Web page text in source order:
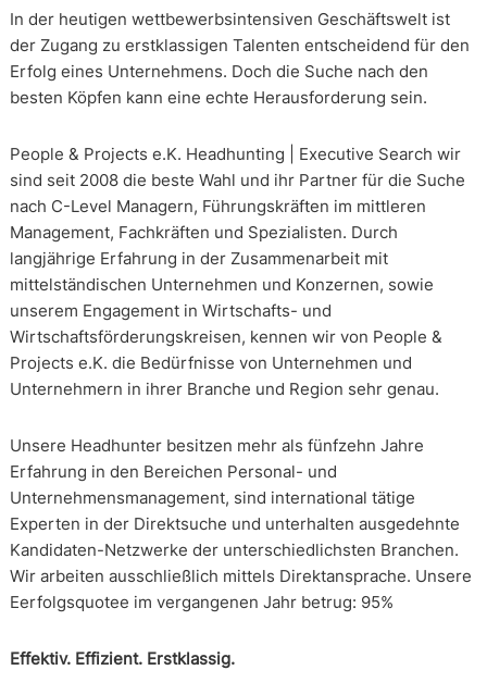
In der heutigen wettbewerbsintensiven Geschäftswelt ist
der Zugang zu erstklassigen Talenten entscheidend für den
Erfolg eines Unternehmens. Doch die Suche nach den
besten Köpfen kann eine echte Herausforderung sein.
People & Projects e.K. Headhunting | Executive Search wir
sind seit 2008 die beste Wahl und ihr Partner für die Suche
nach C-Level Managern, Führungskräften im mittleren
Management, Fachkräften und Spezialisten. Durch
langjährige Erfahrung in der Zusammenarbeit mit
mittelständischen Unternehmen und Konzernen, sowie
unserem Engagement in Wirtschafts- und
Wirtschaftsförderungskreisen, kennen wir von People &
Projects e.K. die Bedürfnisse von Unternehmen und
Unternehmern in ihrer Branche und Region sehr genau.
Unsere Headhunter besitzen mehr als fünfzehn Jahre
Erfahrung in den Bereichen Personal- und
Unternehmensmanagement, sind international tätige
Experten in der Direktsuche und unterhalten ausgedehnte
Kandidaten-Netzwerke der unterschiedlichsten Branchen.
Wir arbeiten ausschließlich mittels Direktansprache. Unsere
Eerfolgsquotee im vergangenen Jahr betrug: 95%
Effektiv. Effizient. Erstklassig.